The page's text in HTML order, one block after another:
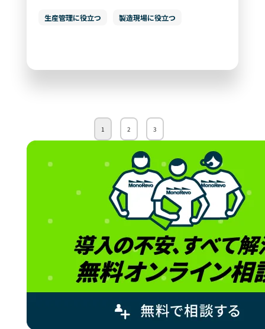
生産管理に役立つ 製造現場に役立つ
1 2 3